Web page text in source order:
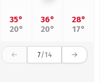
35°
20°
36°
20°
28°
17°
7/14